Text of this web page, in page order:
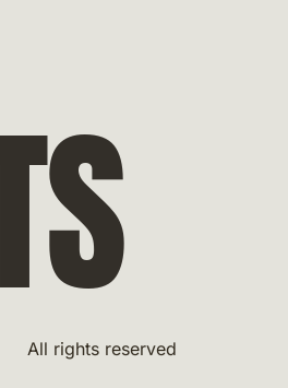
All rights reserved